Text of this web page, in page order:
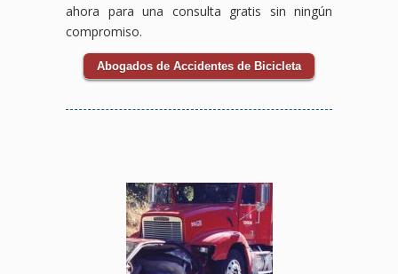
por
accidente
de
bicicleta
que
laboral
mereces.
obtener
el
mejor
resultado
posible
mismo
para
consulta
gratuita
encargamos
proteger
tus
intereses.
gratuita
y
deja
que
te
ayudemos
a
por
la
justicia
ahora para una consulta gratis sin ningún
compromiso.
Abogados de Accidentes de Bicicleta